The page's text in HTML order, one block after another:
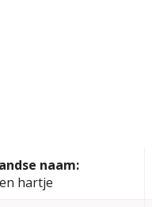
naam:
hartje